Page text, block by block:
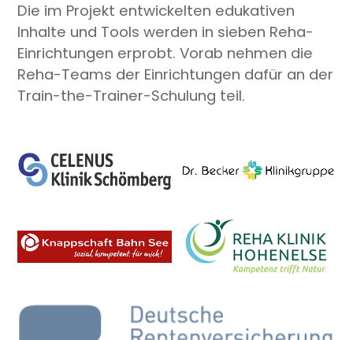
Die im Projekt entwickelten edukativen
Inhalte und Tools werden in sieben Reha-
Einrichtungen erprobt. Vorab nehmen die
Reha-Teams der Einrichtungen dafür an der
Train-the-Trainer-Schulung teil.